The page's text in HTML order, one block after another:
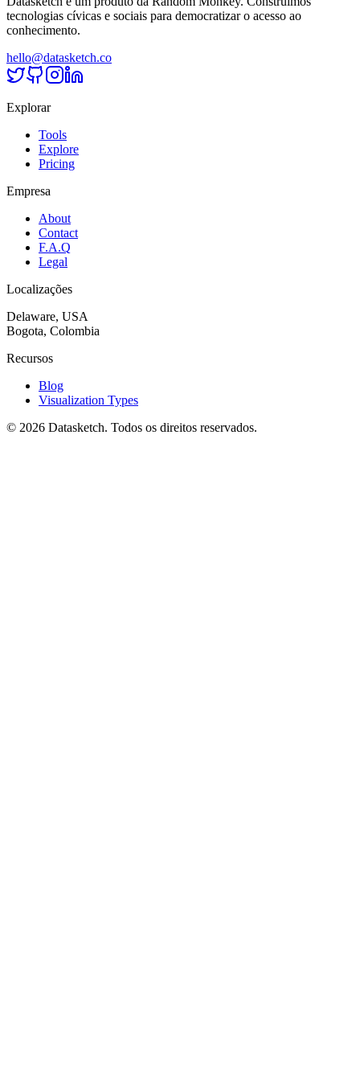
tecnologias cívicas e sociais para democratizar o acesso ao
conhecimento.
hello@datasketch.co
Explorar
Tools
Explore
Pricing
Empresa
About
Contact
F.A.Q
Legal
Localizações
Delaware, USA
Bogota, Colombia
Recursos
Blog
Visualization Types
© 2026 Datasketch. Todos os direitos reservados.